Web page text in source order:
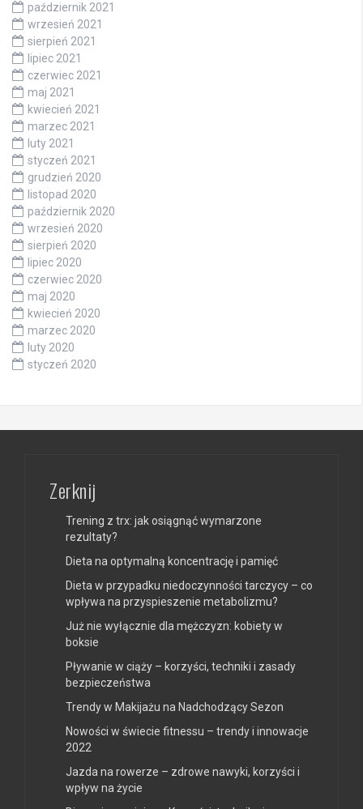
październik 2021
wrzesień 2021
sierpień 2021
lipiec 2021
czerwiec 2021
maj 2021
kwiecień 2021
marzec 2021
luty 2021
styczeń 2021
grudzień 2020
listopad 2020
październik 2020
wrzesień 2020
sierpień 2020
lipiec 2020
czerwiec 2020
maj 2020
kwiecień 2020
marzec 2020
luty 2020
styczeń 2020
Zerknij
Trening z trx: jak osiągnąć wymarzone
rezultaty?
Dieta na optymalną koncentrację i pamięć
Dieta w przypadku niedoczynności tarczycy – co
wpływa na przyspieszenie metabolizmu?
Już nie wyłącznie dla mężczyzn: kobiety w
boksie
Pływanie w ciąży – korzyści, techniki i zasady
bezpieczeństwa
Trendy w Makijażu na Nadchodzący Sezon
Nowości w świecie fitnessu – trendy i innowacje
2022
Jazda na rowerze – zdrowe nawyki, korzyści i
wpływ na życie